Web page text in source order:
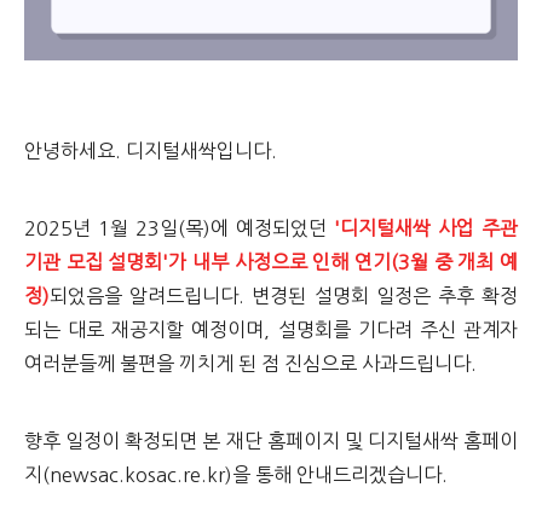
안녕하세요. 디지털새싹입니다.
2025년 1월 23일(목)에 예정되었던 '디지털새싹 사업 주관
기관 모집 설명회'가 내부 사정으로 인해 연기(3월 중 개최 예
정)되었음을 알려드립니다.
변경된 설명회 일정은 추후 확정
되는 대로 재공지할 예정이며, 설명회를 기다려 주신 관계자
여러분들께 불편을 끼치게 된 점 진심으로 사과드립니다.
향후 일정이 확정되면 본 재단 홈페이지 및 디지털새싹 홈페이
지(newsac.kosac.re.kr)을 통해 안내드리겠습니다.